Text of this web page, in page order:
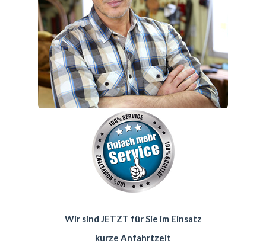
Wir sind JETZT für Sie im Einsatz
kurze Anfahrtzeit